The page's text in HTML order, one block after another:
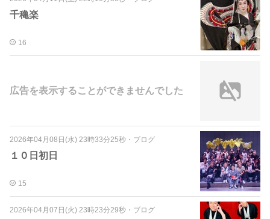
千穐楽
16
広告を表示することができませんでした
2026年04月08日(水) 23時33分25秒 ・ ブログ
１０日初日
15
2026年04月07日(火) 23時23分29秒 ・ ブログ